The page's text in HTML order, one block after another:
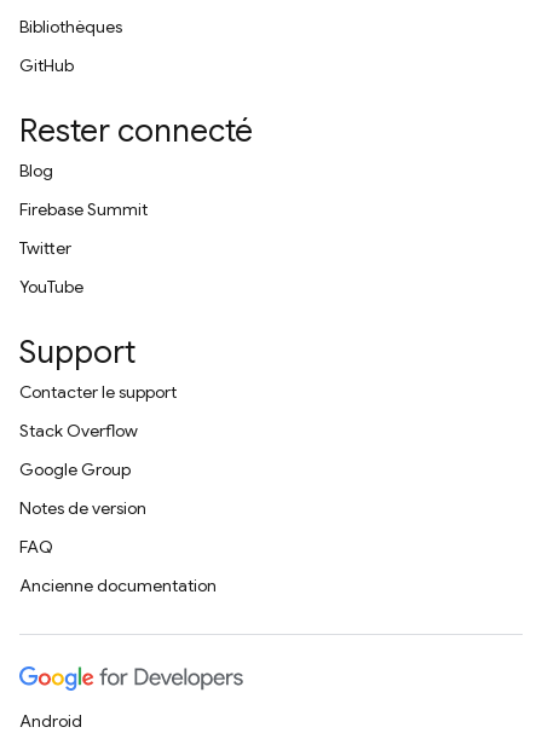
Bibliothèques
GitHub
Rester connecté
Blog
Firebase Summit
Twitter
YouTube
Support
Contacter le support
Stack Overflow
Google Group
Notes de version
FAQ
Ancienne documentation
Android